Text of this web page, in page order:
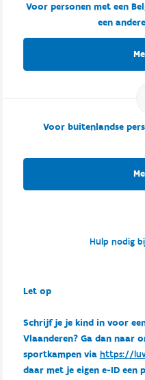
Voor personen met een
een
Voor buitenlandse
Hulp nodig
Let op
Schrijf je je kind in voor
Vlaanderen? Ga dan naar
sportkampen via https://
daar met je eigen e-ID